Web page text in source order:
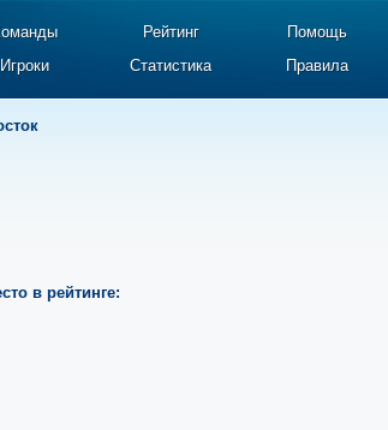
Рейтинг Помощь
Игроки Статистика Правила
в рейтинге: